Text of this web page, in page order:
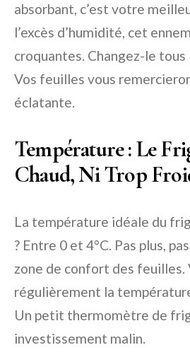
absorbant, c’est votre
l’excès d’humidité, cet
croquantes. Changez-le tous
Vos feuilles vous
éclatante.
Température : Le
Chaud, Ni Trop
La température idéale du
? Entre 0 et 4°C. Pas plus,
zone de confort des feuilles.
régulièrement la
Un petit thermomètre de
investissement malin.